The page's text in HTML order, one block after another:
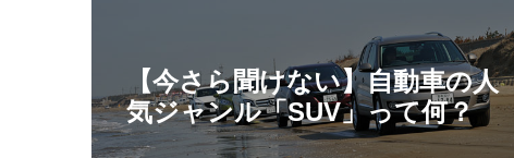
【今さら聞けない】自動車の人
気ジャンル「SUV」って何？